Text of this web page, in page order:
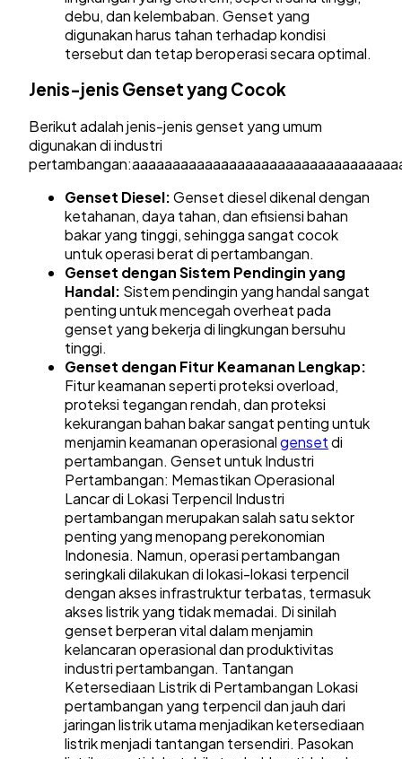
debu, dan kelembaban. Genset yang
digunakan harus tahan terhadap kondisi
tersebut dan tetap beroperasi secara optimal.
Jenis-jenis Genset yang Cocok
Berikut adalah jenis-jenis genset yang umum
digunakan di industri
Genset Diesel:Genset diesel dikenal dengan
ketahanan, daya tahan, dan efisiensi bahan
bakar yang tinggi, sehingga sangat cocok
untuk operasi berat di pertambangan.
Genset dengan Sistem Pendingin yang
Handal: Sistem pendingin yang handal sangat
penting untuk mencegah overheat pada
genset yang bekerja di lingkungan bersuhu
tinggi.
Genset dengan Fitur Keamanan Lengkap:
Fitur keamanan seperti proteksi overload,
proteksi tegangan rendah, dan proteksi
kekurangan bahan bakar sangat penting untuk
menjamin keamanan operasionalgensetdi
pertambangan. Genset untuk Industri
Pertambangan: Memastikan Operasional
Lancar di Lokasi Terpencil Industri
pertambangan merupakan salah satu sektor
penting yang menopang perekonomian
Indonesia. Namun, operasi pertambangan
seringkali dilakukan di lokasi-lokasi terpencil
dengan akses infrastruktur terbatas, termasuk
akses listrik yang tidak memadai. Di sinilah
genset berperan vital dalam menjamin
kelancaran operasional dan produktivitas
industri pertambangan. Tantangan
Ketersediaan Listrik di Pertambangan Lokasi
pertambangan yang terpencil dan jauh dari
jaringan listrik utama menjadikan ketersediaan
listrik menjadi tantangan tersendiri. Pasokan